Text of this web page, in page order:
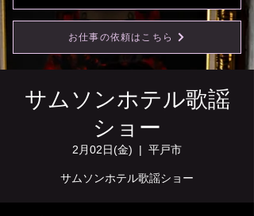
お仕事の依頼はこちら
サムソンホテル歌謡
ショー
2月02日(金)
  |
平戸市
サムソンホテル歌謡ショー